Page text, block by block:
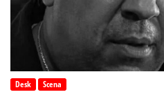
Desk Scena